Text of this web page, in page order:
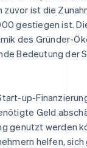
zuvor ist die
gestiegen ist.
des Gründer-
Bedeutung der
up-
Geld
genutzt werden
helfen, sich